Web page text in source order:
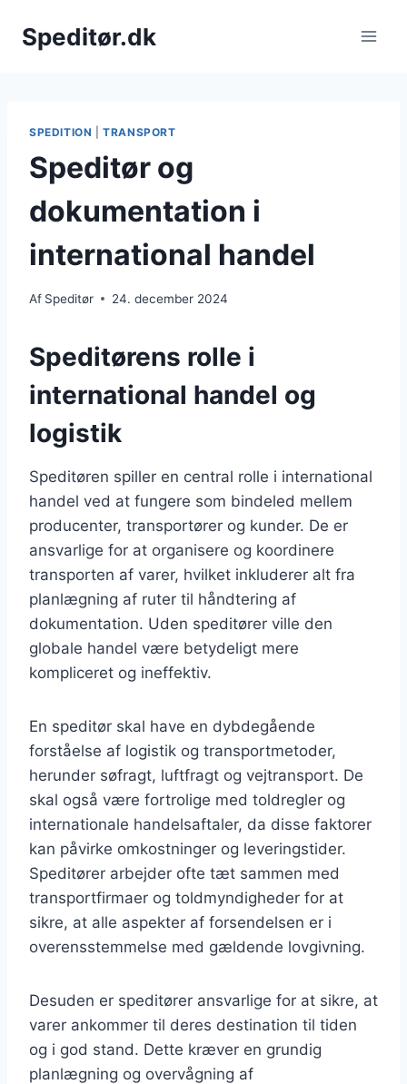
Speditør.dk
SPEDITION |TRANSPORT
Speditør og
dokumentation i
international handel
Af Speditør 24. december 2024
Speditørens rolle i
international handel og
logistik
Speditøren spiller en central rolle i international
handel ved at fungere som bindeled mellem
producenter, transportører og kunder. De er
ansvarlige for at organisere og koordinere
transporten af varer, hvilket inkluderer alt fra
planlægning af ruter til håndtering af
dokumentation. Uden speditører ville den
globale handel være betydeligt mere
kompliceret og ineffektiv.
En speditør skal have en dybdegående
forståelse af logistik og transportmetoder,
herunder søfragt, luftfragt og vejtransport. De
skal også være fortrolige med toldregler og
internationale handelsaftaler, da disse faktorer
kan påvirke omkostninger og leveringstider.
Speditører arbejder ofte tæt sammen med
transportfirmaer og toldmyndigheder for at
sikre, at alle aspekter af forsendelsen er i
overensstemmelse med gældende lovgivning.
Desuden er speditører ansvarlige for at sikre, at
varer ankommer til deres destination til tiden
og i god stand. Dette kræver en grundig
planlægning og overvågning af